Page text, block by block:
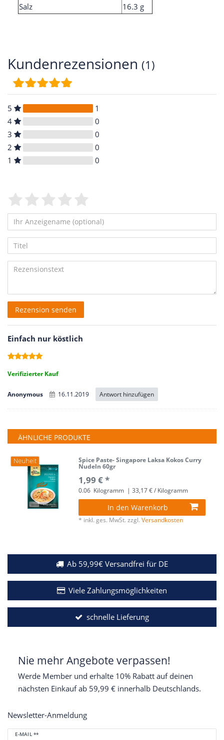
Salz 16.3 g
Kundenrezensionen (1)
5
1
4
0
3
0
2
0
1
0
Bewertungssterne
von
5
Bewertungssternen
4
von
5
Bewertungssternen
3
von
5
Bewertungssternen
2
von
5
Bewertungssternen
1
von
5
Bewertungssternen
Ihr
Anzeigename
(optional)
Platzhalter
Titel
Rezensionstext
Rezension senden
Einfach nur köstlich
Verifizierter Kauf
Anonymous 16.11.2019 Antwort hinzufügen
ÄHNLICHE PRODUKTE
Neuheit Spice Paste- Singapore Laksa Kokos Curry
Nudeln 60gr
1,99 € *
0.06 Kilogramm | 33,17 € / Kilogramm
In den Warenkorb
* inkl. ges. MwSt. zzgl.Versandkosten
Ab 59,99€ Versandfrei für DE
Viele Zahlungsmöglichkeiten
schnelle Lieferung
Nie mehr Angebote verpassen!
Werde Member und erhalte 10% Rabatt auf deinen
nächsten Einkauf ab 59,99 € innerhalb Deutschlands.
Newsletter-Anmeldung
E-MAIL **
Newsletter